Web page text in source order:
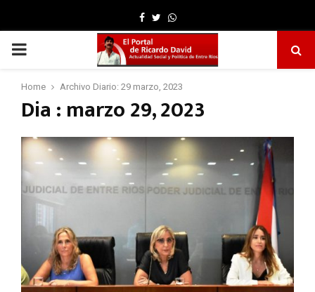
Facebook
TwitterWhatsapp
PRIMARY
MENU
Home Archivo Diario: 29 marzo, 2023
Dia : marzo 29, 2023